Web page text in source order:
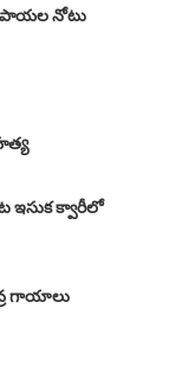
నోటు
క్వారీలో
గాయాలు